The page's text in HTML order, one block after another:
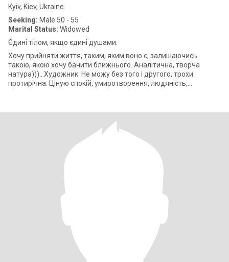
Kyiv, Kiev, Ukraine
Seeking: Male 50 - 55
Marital Status: Widowed
Єдині тілом, якщо єдині душами.
Хочу прийняти життя, таким, яким воно є, залишаючись
такою, якою хочу бачити ближнього. Аналітична, творча
натура)))...Художник. Не можу без того і другого, трохи
протирічна. Ціную спокій, умиротворення, людяність,